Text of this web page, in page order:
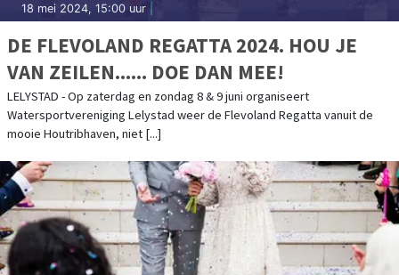
18 mei 2024, 15:00 uur
DE FLEVOLAND REGATTA 2024. HOU JE
VAN ZEILEN...... DOE DAN MEE!
LELYSTAD - Op zaterdag en zondag 8 & 9 juni organiseert
Watersportvereniging Lelystad weer de Flevoland Regatta vanuit de
mooie Houtribhaven, niet [...]